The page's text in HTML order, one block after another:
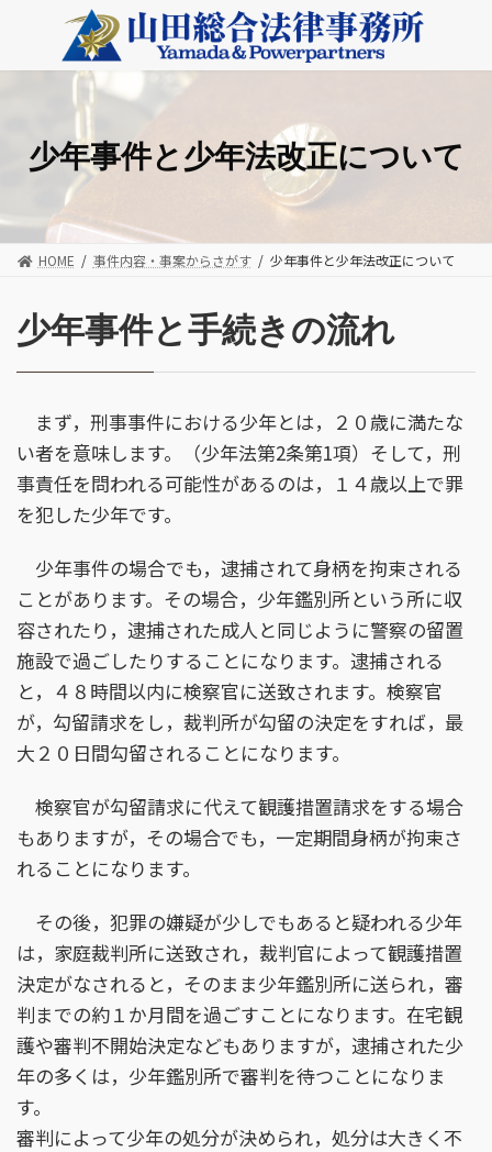
ン
ー
少年事件と少年法改正について
HOME 事件内容・事案からさがす 少年事件と少年法改正について
少年事件と手続きの流れ
まず，刑事事件における少年とは，２０歳に満たな
い者を意味します。（少年法第2条第1項）そして，刑
事責任を問われる可能性があるのは，１４歳以上で罪
を犯した少年です。
少年事件の場合でも，逮捕されて身柄を拘束される
ことがあります。その場合，少年鑑別所という所に収
容されたり，逮捕された成人と同じように警察の留置
施設で過ごしたりすることになります。逮捕される
と，４８時間以内に検察官に送致されます。検察官
が，勾留請求をし，裁判所が勾留の決定をすれば，最
大２０日間勾留されることになります。
検察官が勾留請求に代えて観護措置請求をする場合
もありますが，その場合でも，一定期間身柄が拘束さ
れることになります。
その後，犯罪の嫌疑が少しでもあると疑われる少年
は，家庭裁判所に送致され，裁判官によって観護措置
決定がなされると，そのまま少年鑑別所に送られ，審
判までの約１か月間を過ごすことになります。在宅観
護や審判不開始決定などもありますが，逮捕された少
年の多くは，少年鑑別所で審判を待つことになりま
す。
審判によって少年の処分が決められ，処分は大きく不